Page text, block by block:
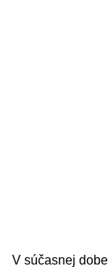
V súčasnej dobe